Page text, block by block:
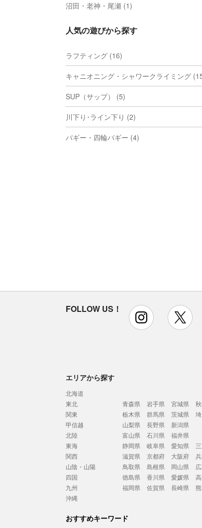
沼田・老神・尾瀬 (1)
人気の遊びから探す
ラフティング (16)
キャニオニング・シャワークライミング
SUP（サップ） (5)
川下り･ライン下り (2)
バギー・四輪バギー (4)
FOLLOW US！ instagram
エリアから探す
北海道
東北
青森県 岩手県 宮城県
関東
栃木県 群馬県 茨城県
甲信越
山梨県 長野県
新潟県
北陸
富山県 石川県
福井県
東海
静岡県 岐阜県 愛知県
関西
滋賀県 京都府 大阪府
山陰・山陽
鳥取県 島根県 岡山県
四国
徳島県 香川県 愛媛県
九州
福岡県 佐賀県 長崎県
沖縄
おすすめキーワード